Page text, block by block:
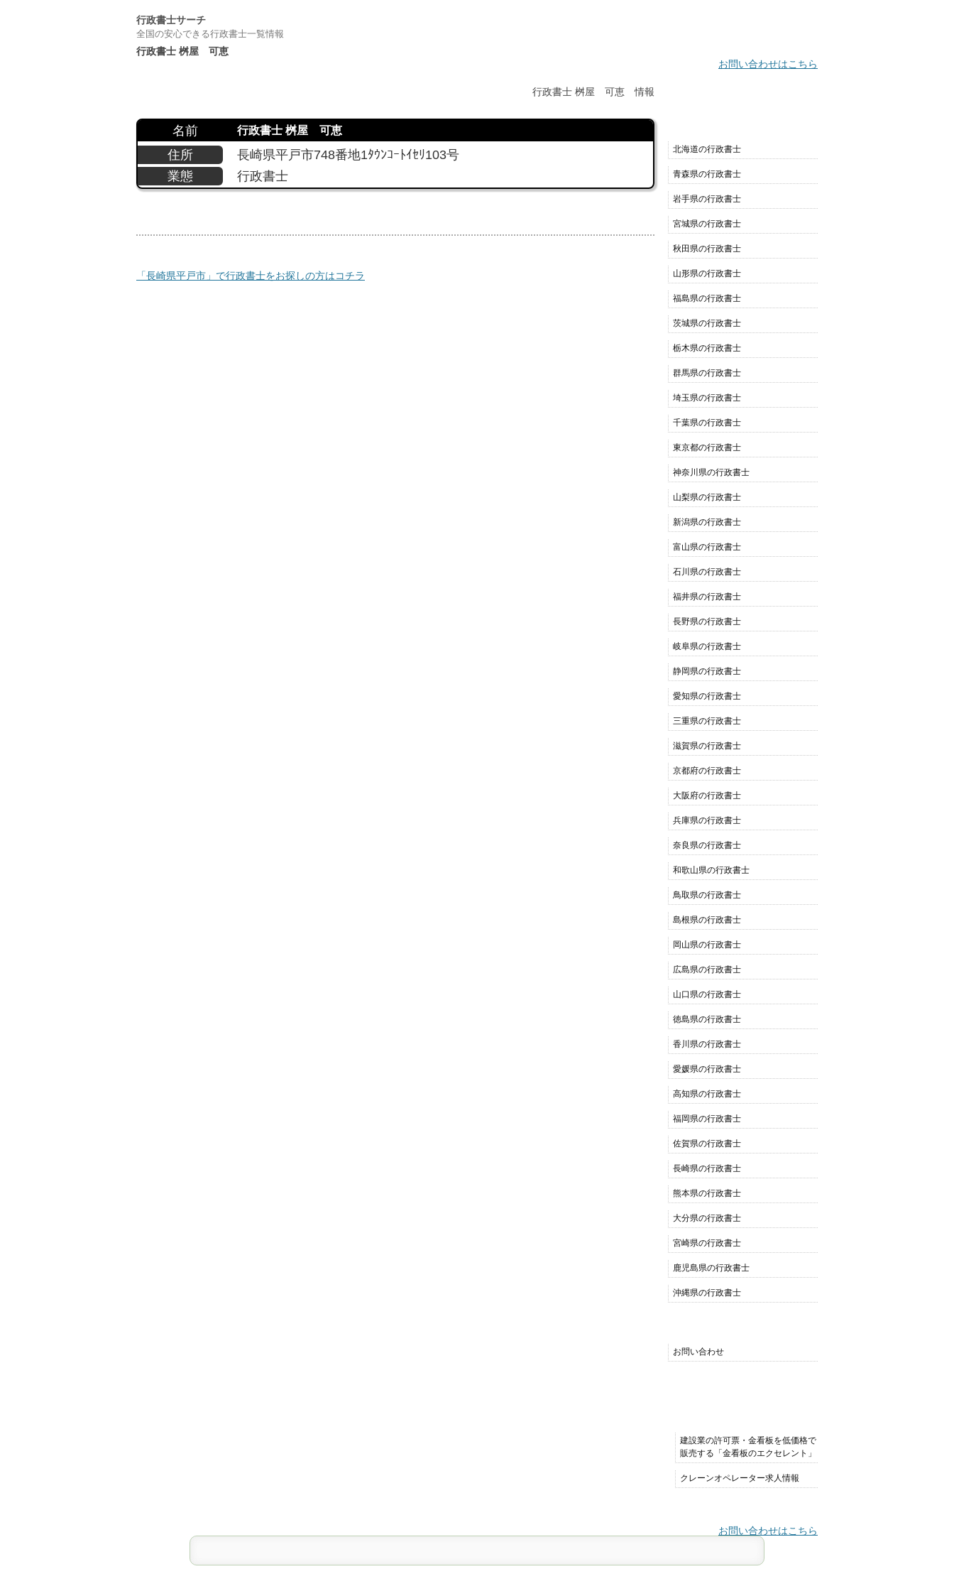
行政書士サーチ
全国の安心できる行政書士一覧情報
行政書士 桝屋 可恵
お問い合わせはこちら
行政書士 桝屋 可恵 情報
名前 行政書士 桝屋 可恵
住所
長崎県平戸市748番地1ﾀｳﾝｺｰﾄｲｾﾘ103号
業態
行政書士
「長崎県平戸市」で行政書士をお探しの方はコチラ
北海道の行政書士
青森県の行政書士
岩手県の行政書士
宮城県の行政書士
秋田県の行政書士
山形県の行政書士
福島県の行政書士
茨城県の行政書士
栃木県の行政書士
群馬県の行政書士
埼玉県の行政書士
千葉県の行政書士
東京都の行政書士
神奈川県の行政書士
山梨県の行政書士
新潟県の行政書士
富山県の行政書士
石川県の行政書士
福井県の行政書士
長野県の行政書士
岐阜県の行政書士
静岡県の行政書士
愛知県の行政書士
三重県の行政書士
滋賀県の行政書士
京都府の行政書士
大阪府の行政書士
兵庫県の行政書士
奈良県の行政書士
和歌山県の行政書士
鳥取県の行政書士
島根県の行政書士
岡山県の行政書士
広島県の行政書士
山口県の行政書士
徳島県の行政書士
香川県の行政書士
愛媛県の行政書士
高知県の行政書士
福岡県の行政書士
佐賀県の行政書士
長崎県の行政書士
熊本県の行政書士
大分県の行政書士
宮崎県の行政書士
鹿児島県の行政書士
沖縄県の行政書士
お問い合わせ
建設業の許可票・金看板を低価格で
販売する「金看板のエクセレント」
クレーンオペレーター求人情報
お問い合わせはこちら